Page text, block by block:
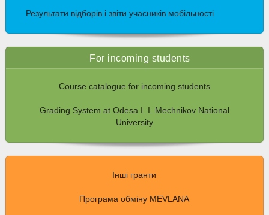
Результати відборів і звіти учасників мобільності
For incoming students
Course catalogue for incoming students
Grading System at Odesa I. I. Mechnikov National
University
Інші гранти
Програма обміну MEVLANA